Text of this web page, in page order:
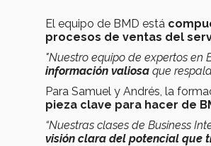
El equipo de BMD está
procesos de ventas del
"Nuestro equipo de expertos en
información valiosa que
Para Samuel y Andrés, la
pieza clave para hacer de
“Nuestras clases de Business
visión clara del potencial que